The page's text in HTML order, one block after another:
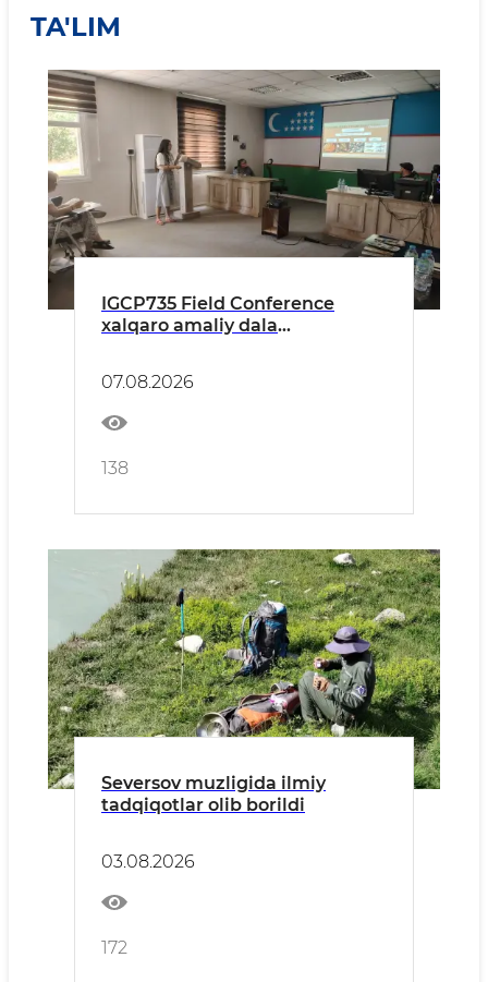
TA'LIM
IGCP735 Field Conference
xalqaro amaliy dala
07.08.2026
138
Seversov muzligida ilmiy
tadqiqotlar olib borildi
03.08.2026
172